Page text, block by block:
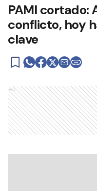
PAMI cortado:
conflicto, hoy
clave
Ads